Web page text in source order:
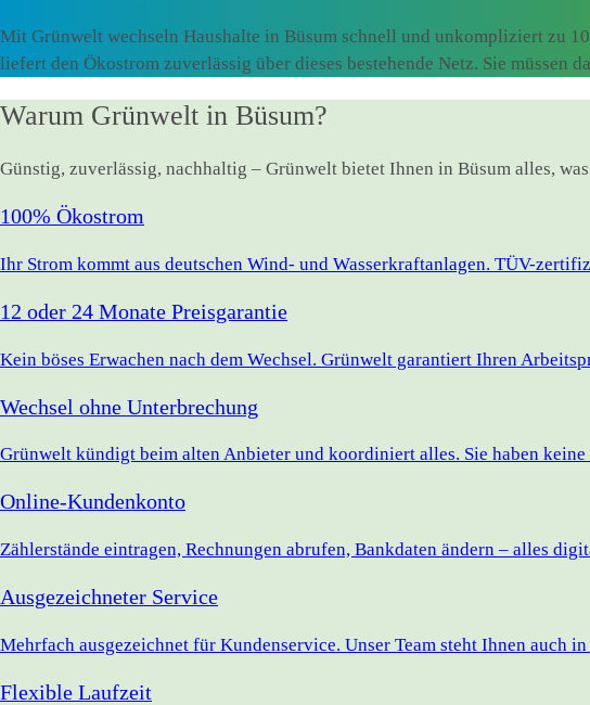
Mit Grünwelt wechseln Haushalte in Büsum schnell und unkompliziert zu
liefert den Ökostrom zuverlässig über dieses bestehende Netz. Sie müssen
Warum Grünwelt in Büsum?
Günstig, zuverlässig, nachhaltig – Grünwelt bietet Ihnen in Büsum alles,
100% Ökostrom
Ihr Strom kommt aus deutschen Wind- und Wasserkraftanlagen. TÜV-
12 oder 24 Monate Preisgarantie
Kein böses Erwachen nach dem Wechsel. Grünwelt garantiert Ihren
Wechsel ohne Unterbrechung
Grünwelt kündigt beim alten Anbieter und koordiniert alles. Sie haben
Online-Kundenkonto
Zählerstände eintragen, Rechnungen abrufen, Bankdaten ändern – alles
Ausgezeichneter Service
Mehrfach ausgezeichnet für Kundenservice. Unser Team steht Ihnen auch
Flexible Laufzeit